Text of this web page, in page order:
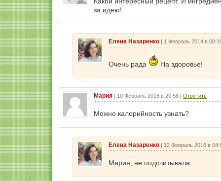
за идею!
Елена Назаренко 1 Февраль 2014 в
Очень рада На здоровье!
Мария 10 Февраль 2016 в 20:58 Ответить
Можно калорийность узнать?
Елена Назаренко 12 Февраль 2016 в
Мария, не подсчитывала.